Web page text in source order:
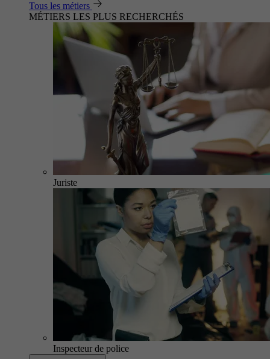
Tous les métiers
MÉTIERS LES PLUS RECHERCHÉS
Juriste
Inspecteur de police